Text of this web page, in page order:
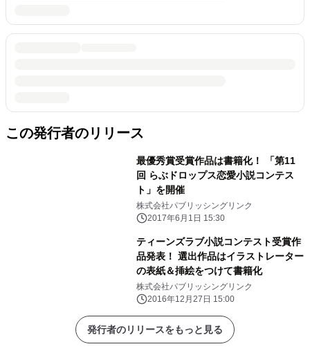
この発行者のリリース
最優秀賞受賞作品は書籍化！ 「第11
回 らぶドロップス恋愛小説コンテス
ト」を開催
株式会社パブリッシングリンク
2017年6月1日 15:30
ティーンズラブ小説コンテスト受賞作
品発表！ 選出作品はイラストレーター
の表紙＆挿絵をつけて書籍化
株式会社パブリッシングリンク
2016年12月27日 15:00
発行者のリリースをもっと見る